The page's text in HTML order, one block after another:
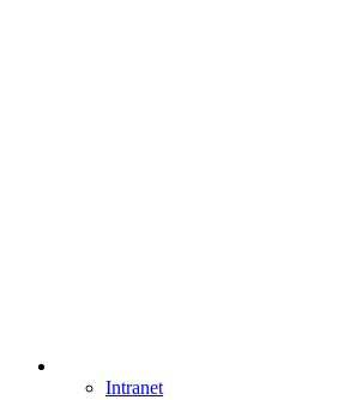
Intranet